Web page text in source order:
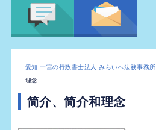
愛知 一宮の行政書士法人 みらいへ法務事務所
理念
简介、简介和理念